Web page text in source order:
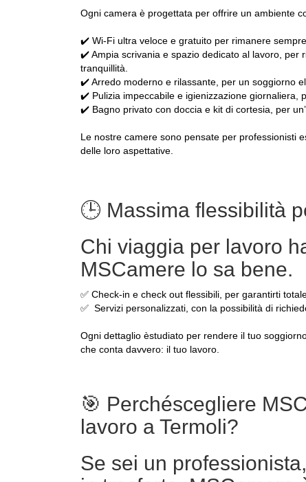
Ogni camera è progettata per offrire un ambiente
✔️ Wi-Fi ultra veloce e gratuito per rimanere
✔️ Ampia scrivania e spazio dedicato al lavoro, per
tranquillità.
✔️ Arredo moderno e rilassante, per un soggiorno
✔️ Pulizia impeccabile e igienizzazione giornaliera,
✔️ Bagno privato con doccia e kit di cortesia, per
Le nostre camere sono pensate per professionisti
delle loro aspettative.
🕒 Massima flessibilità
Chi viaggia per lavoro
MSCamere lo sa bene.
✅ Check-in e check out flessibili, per garantirti
✅ Servizi personalizzati, con la possibilità di
Ogni dettaglio èstudiato per rendere il tuo
che conta davvero: il tuo lavoro.
🎯 Perchéscegliere
lavoro a Termoli?
Se sei un